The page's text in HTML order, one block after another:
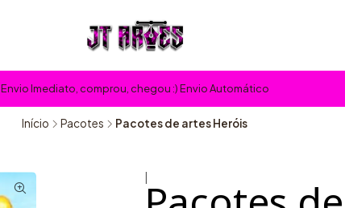
Envio Imediato, comprou, chegou :) Envio Automático
Início Pacotes Pacotes de artes Heróis